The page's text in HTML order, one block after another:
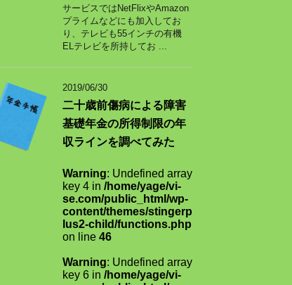
サービスではNetFlixやAmazon
プライムなどにも加入してお
り、テレビも55インチの有機
ELテレビを所持してお ...
2019/06/30
二十歳前傷病による障害
基礎年金の所得制限の年
収ラインを調べてみた
Warning: Undefined array
key 4 in /home/yage/vi-
se.com/public_html/wp-
content/themes/stingerp
lus2-child/functions.php
on line 46
Warning: Undefined array
key 6 in /home/yage/vi-